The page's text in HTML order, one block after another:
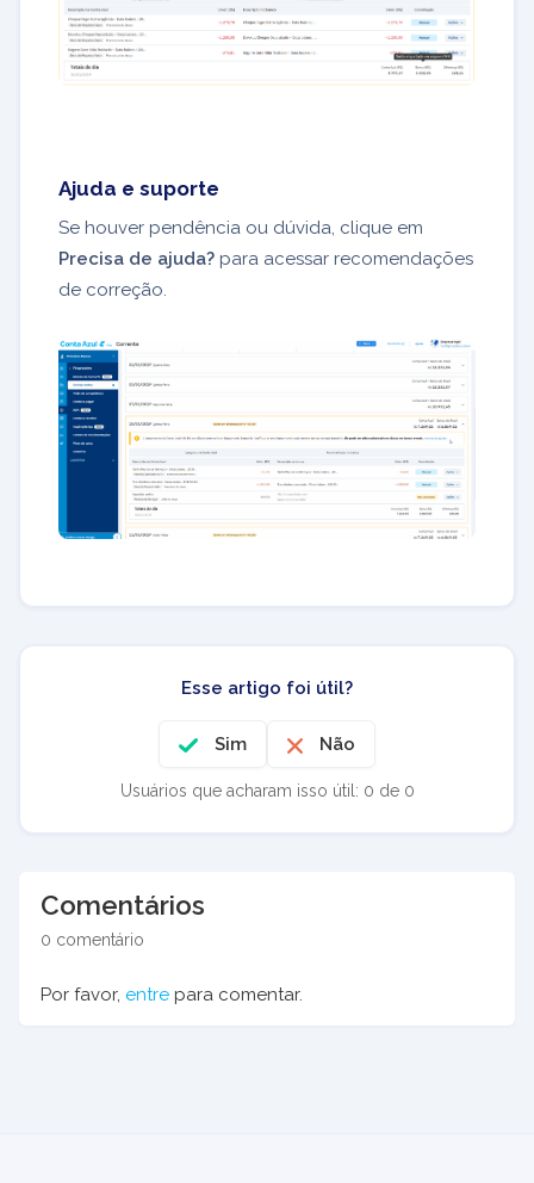
Ajuda e suporte
Se houver pendência ou dúvida, clique em
Precisa de ajuda? para acessar recomendações
de correção.
Esse artigo foi útil?
Sim Não
Usuários que acharam isso útil: 0 de 0
Comentários
0 comentário
Por favor, entre para comentar.